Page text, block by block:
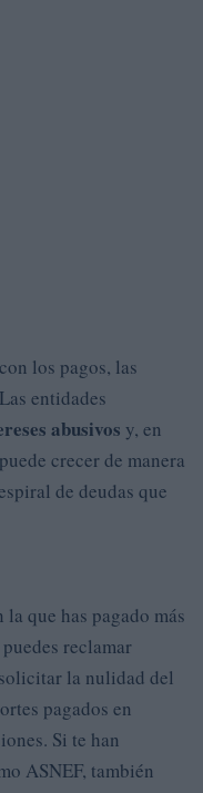
los pagos, las
entidades
abusivos y, en
crecer de manera
de deudas que
que has pagado más
reclamar
la nulidad del
pagados en
Si te han
ASNEF, también